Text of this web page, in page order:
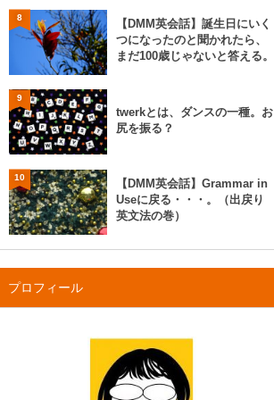
8
【DMM英会話】誕生日にいく
つになったのと聞かれたら、
まだ100歳じゃないと答える。
9
twerkとは、ダンスの一種。お
尻を振る？
10
【DMM英会話】Grammar in
Useに戻る・・・。（出戻り
英文法の巻）
プロフィール